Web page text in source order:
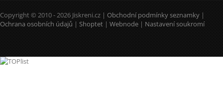
Copyright © 2010 - 2026 Jiskreni.cz | Obchodní podmínky seznamky |
Ochrana osobních údajů | Shoptet | Webnode | Nastavení soukromí